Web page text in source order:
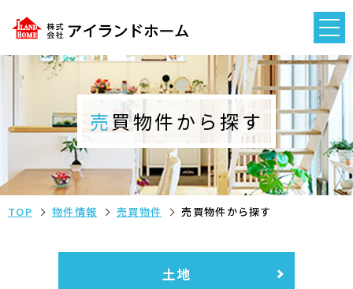
売買物件から探す
TOP 物件情報 売買物件 売買物件から探す
土地